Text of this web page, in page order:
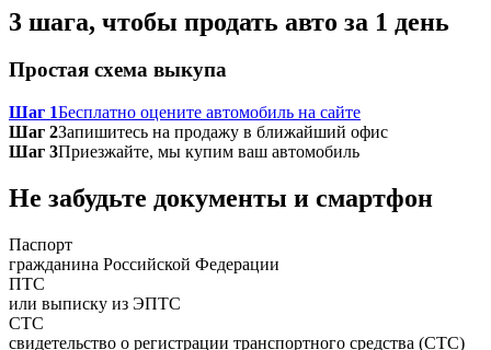
3 шага, чтобы продать авто за 1 день
Простая схема выкупа
Шаг 1Бесплатно оцените автомобиль на сайте
Шаг 2Запишитесь на продажу в ближайший офис
Шаг 3Приезжайте, мы купим ваш автомобиль
Не забудьте документы и смартфон
Паспорт
гражданина Российской Федерации
ПТС
или выписку из ЭПТС
СТС
свидетельство о регистрации транспортного средства (СТС)